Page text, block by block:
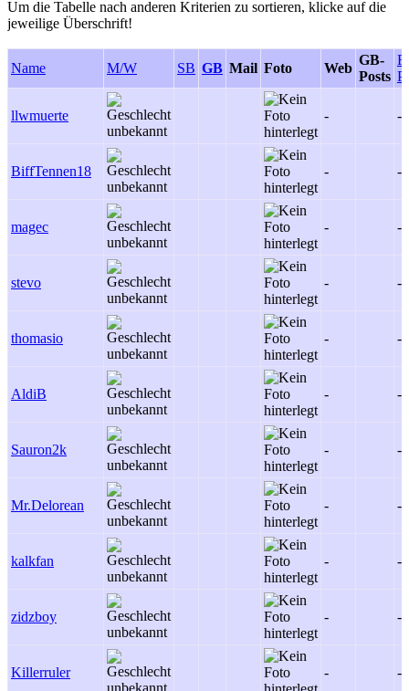
Um die Tabelle nach anderen Kriterien zu sortieren, klicke auf die
jeweilige Überschrift!
Name M/W SB GB Mail Foto Web
GB-
Posts
llwmuerte - -
BiffTennen18 - -
magec - -
stevo - -
thomasio - -
AldiB - -
Sauron2k - -
Mr.Delorean - -
kalkfan - -
zidzboy - -
Killerruler - -